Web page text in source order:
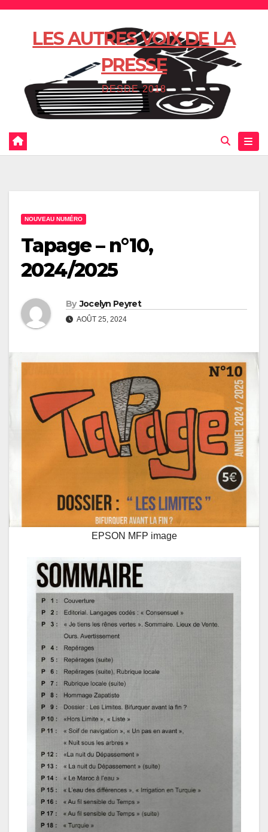
Skip
LES AUTRES VOIX DE LA
PRESSE
DESDE 2018
NOUVEAU NUMÉRO
Tapage – n°10,
2024/2025
By Jocelyn Peyret
AOÛT 25, 2024
EPSON MFP image